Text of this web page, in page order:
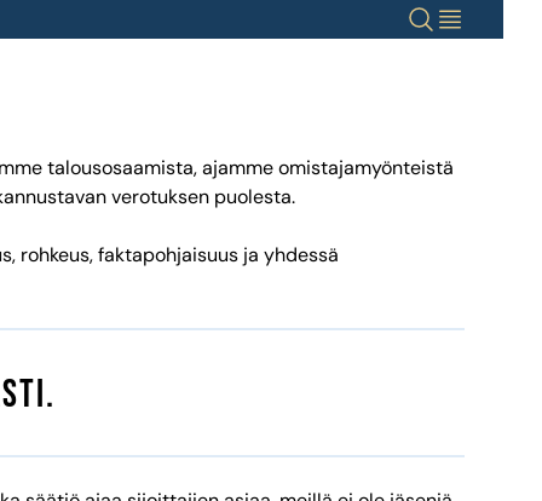
HakuValikko
talousosaamista, ajamme omistajamyönteistä
verotuksen puolesta.
rohkeus, faktapohjaisuus ja yhdessä